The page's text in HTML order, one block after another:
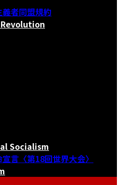
者同盟規約
Socialism
言〈第18回世界大会〉